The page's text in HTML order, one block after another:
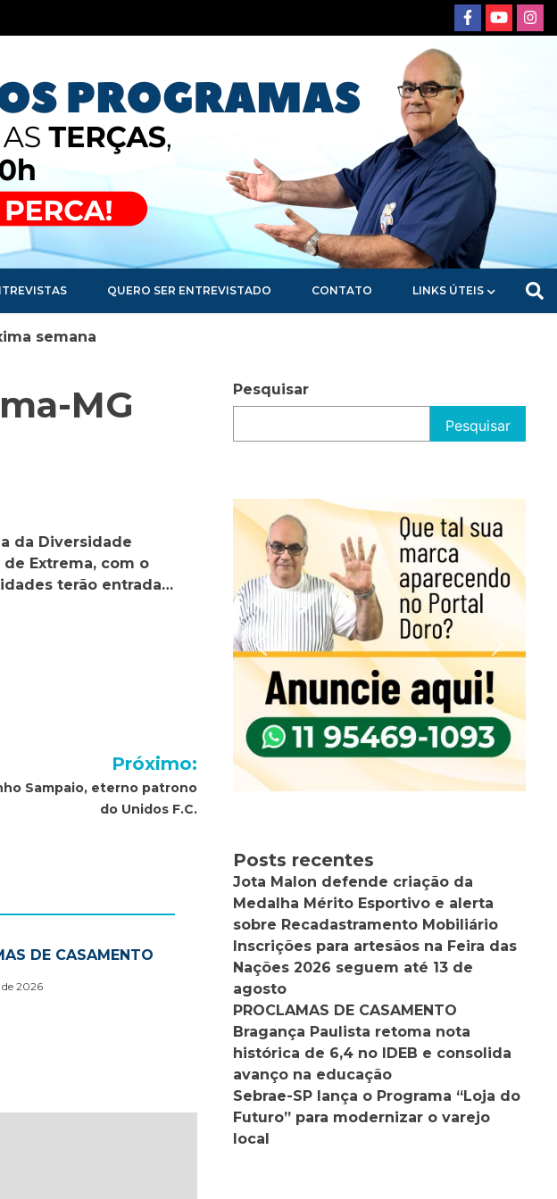
QUERO SER ENTREVISTADO CONTATO LINKS ÚTEIS
semana
MG
da Diversidade
de Extrema, com o
terão entrada…
Próximo:
Sampaio, eterno patrono
do Unidos F.C.
DE CASAMENTO
2026
Pesquisar
Pesquisar
Posts recentes
Jota Malon defende criação da
Medalha Mérito Esportivo e alerta
sobre Recadastramento Mobiliário
Inscrições para artesãos na Feira das
Nações 2026 seguem até 13 de
agosto
PROCLAMAS DE CASAMENTO
Bragança Paulista retoma nota
histórica de 6,4 no IDEB e consolida
avanço na educação
Sebrae-SP lança o Programa “Loja do
Futuro” para modernizar o varejo
local